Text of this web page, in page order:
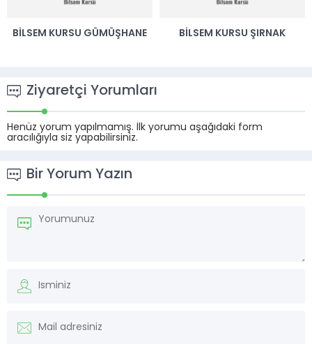
BILSEM KURSU GÜMÜŞHANE BILSEM KURSU ŞIRNAK
Ziyaretçi Yorumları
Henüz yorum yapılmamış. İlk yorumu aşağıdaki form
aracılığıyla siz yapabilirsiniz.
Bir Yorum Yazın